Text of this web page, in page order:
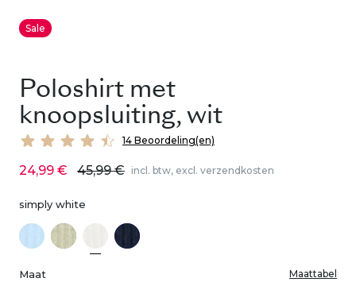
Sale
Poloshirt met
knoopsluiting, wit
14 Beoordeling(en)
24,99 € 45,99 € incl. btw, excl. verzendkosten
simply white
Maat Maattabel